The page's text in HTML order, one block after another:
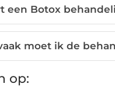
een Botox
moet ik de
op: